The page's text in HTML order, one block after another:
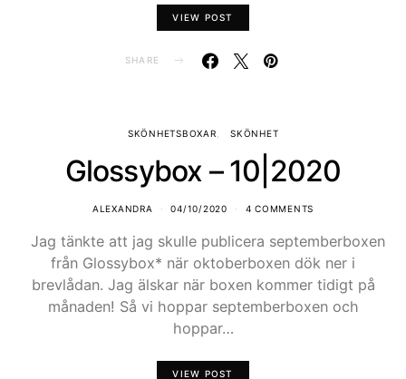
VIEW POST
SHARE
SKÖNHETSBOXAR SKÖNHET
Glossybox – 10|2020
ALEXANDRA 04/10/2020 4 COMMENTS
Jag tänkte att jag skulle publicera septemberboxen
från Glossybox* när oktoberboxen dök ner i
brevlådan. Jag älskar när boxen kommer tidigt på
månaden! Så vi hoppar septemberboxen och
hoppar…
VIEW POST